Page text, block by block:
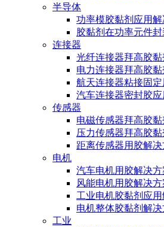
半导体
功率模胶黏剂应用解
胶黏剂在功率元件封
连接器
光纤连接器拜高胶黏
电力连接器拜高胶黏
航天连接器粘接固
汽车连接器密封胶应
传感器
电磁传感器拜高胶
压力传感器拜高胶
距离传感器用胶解决
电机
汽车电机用胶解决方
风能电机用胶解决方
工业电机胶黏剂应
电机整体胶黏剂解决
工业